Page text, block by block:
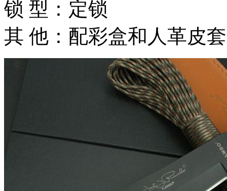
锁 型：定锁
其 他：配彩盒和人革皮套